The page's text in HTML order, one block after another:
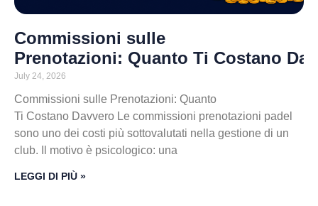
Commissioni sulle
Prenotazioni: Quanto Ti Costano
July 24, 2026
Commissioni sulle Prenotazioni: Quanto
Ti Costano Davvero Le commissioni prenotazioni padel
sono uno dei costi più sottovalutati nella gestione di un
club. Il motivo è psicologico: una
LEGGI DI PIÙ »